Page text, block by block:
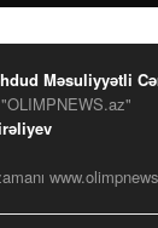
Məsuliyyətli